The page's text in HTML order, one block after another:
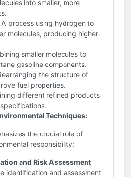
into smaller, more
A process using hydrogen to
molecules, producing higher-
smaller molecules to
gasoline components.
the structure of
fuel properties.
different refined products
Techniques:
the crucial role of
responsibility:
and Risk Assessment
identification and assessment